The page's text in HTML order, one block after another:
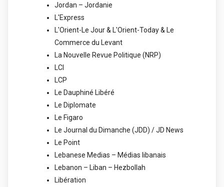
Jordan – Jordanie
L'Express
L'Orient-Le Jour & L'Orient-Today & Le
Commerce du Levant
La Nouvelle Revue Politique (NRP)
LCI
LCP
Le Dauphiné Libéré
Le Diplomate
Le Figaro
Le Journal du Dimanche (JDD) / JD News
Le Point
Lebanese Medias – Médias libanais
Lebanon – Liban – Hezbollah
Libération